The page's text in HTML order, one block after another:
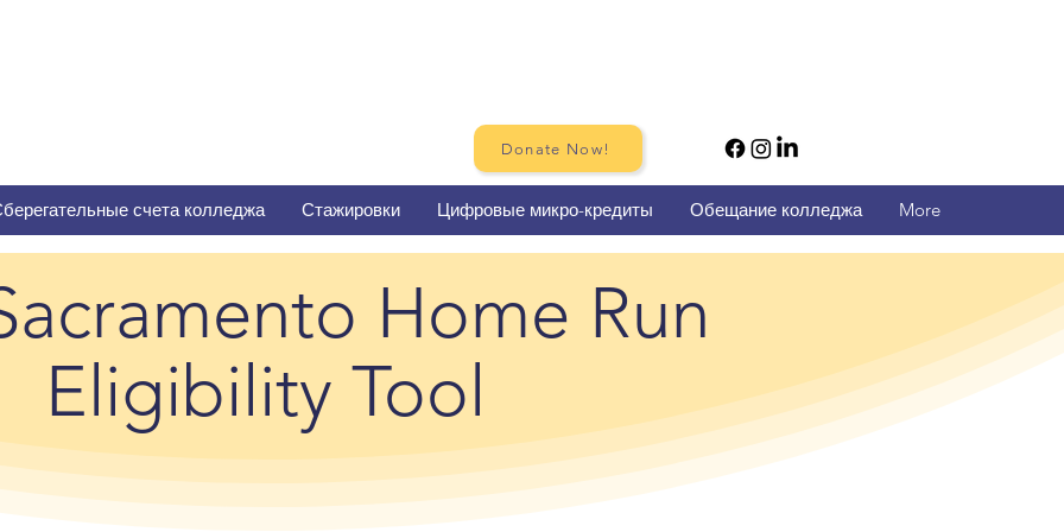
счета колледжа Стажировки Цифровые микро-кредиты Обещание колледжа More
Donate Now!
Home Run
Eligibility Tool